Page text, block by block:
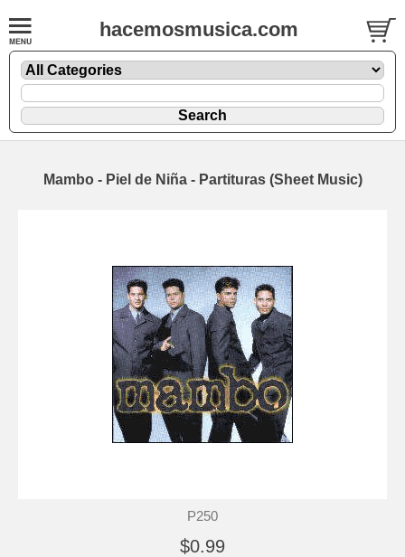
hacemosmusica.com
Mambo - Piel de Niña - Partituras (Sheet Music)
P250
$0.99